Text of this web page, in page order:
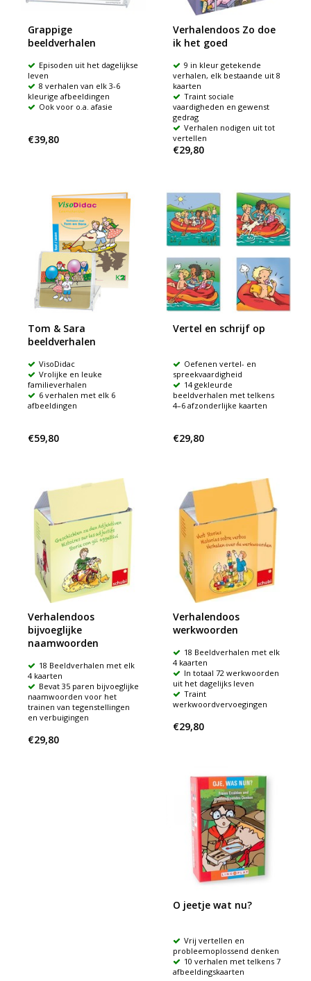
Grappige
beeldverhalen
Episoden uit het dagelijkse
leven
8 verhalen van elk 3-6
kleurige afbeeldingen
Ook voor o.a. afasie
€39,80
Verhalendoos Zo doe
ik het goed
9 in kleur getekende
verhalen, elk bestaande uit 8
kaarten
Traint sociale
vaardigheden en gewenst
gedrag
Verhalen nodigen uit tot
vertellen
€29,80
Tom & Sara
beeldverhalen
VisoDidac
Vrolijke en leuke
familieverhalen
6 verhalen met elk 6
afbeeldingen
€59,80
Vertel en schrijf op
Oefenen vertel- en
spreekvaardigheid
14 gekleurde
beeldverhalen met telkens
4–6 afzonderlijke kaarten
€29,80
Verhalendoos
bijvoeglijke
naamwoorden
18 Beeldverhalen met elk
4 kaarten
Bevat 35 paren bijvoeglijke
naamwoorden voor het
trainen van tegenstellingen
en verbuigingen
€29,80
Verhalendoos
werkwoorden
18 Beeldverhalen met elk
4 kaarten
In totaal 72 werkwoorden
uit het dagelijks leven
Traint
werkwoordvervoegingen
€29,80
O jeetje wat nu?
Vrij vertellen en
probleemoplossend denken
10 verhalen met telkens 7
afbeeldingskaarten